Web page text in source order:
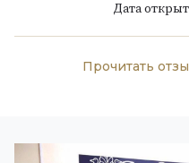
Дата
Прочитать